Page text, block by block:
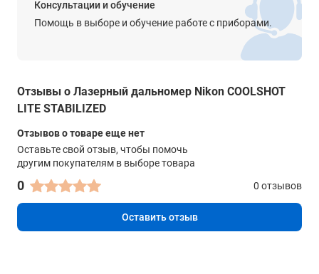
FCC раздел 15, подраздел B, класс B, директива EU:EMC,
AS/NZS, VCCI, класс B, CU TR 020, ICES-003
директива ЕС об отходах электрического и электронного
оборудования
Размеры
96 x 74 x 41 мм
170 г
Консультации и обучение
Помощь в выборе и обучение работе с приборами.
Отзывы о Лазерный дальномер Nikon COOLSHOT
LITE STABILIZED
Отзывов о товаре еще нет
Оставьте свой отзыв, чтобы помочь
другим покупателям в выборе товара
0 0 отзывов
Оставить отзыв